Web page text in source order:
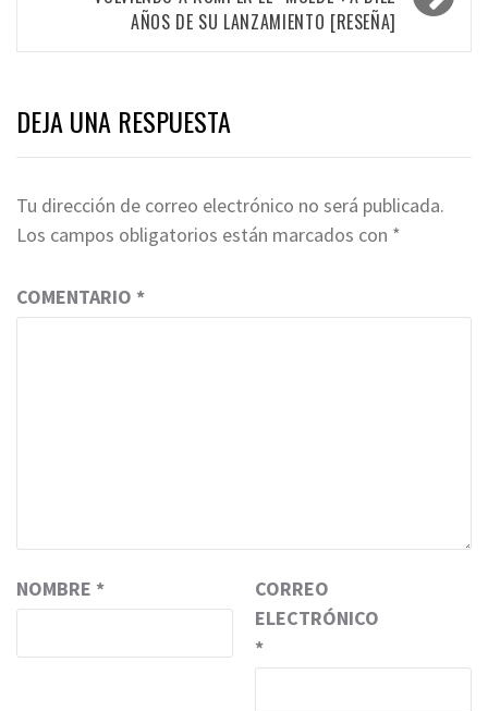
AÑOS DE SU LANZAMIENTO [RESEÑA]
DEJA UNA RESPUESTA
Tu dirección de correo electrónico no será publicada.
Los campos obligatorios están marcados con *
COMENTARIO *
NOMBRE *
CORREO
ELECTRÓNICO
*